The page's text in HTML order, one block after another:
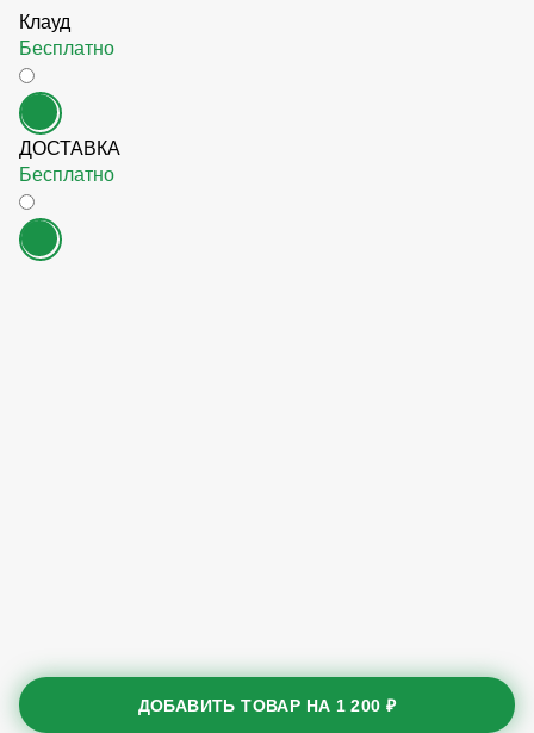
Клауд
Бесплатно
ДОСТАВКА
Бесплатно
ДОБАВИТЬ ТОВАР НА 1 200 ₽